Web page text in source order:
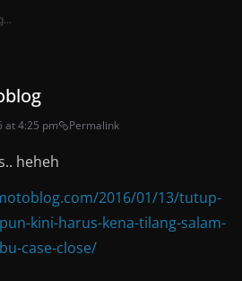
at 4:25 pm Permalink
heheh
2016/01/13/tutup-
kini-harus-kena-tilang-salam-
case-close/